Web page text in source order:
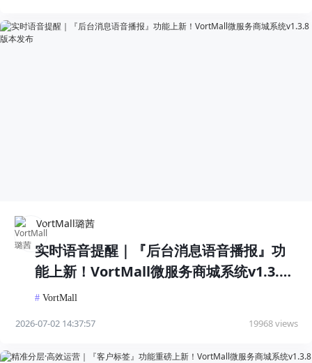
VortMall璐茜
实时语音提醒｜『后台消息语音播报』功
能上新！VortMall微服务商城系统v1.3.8
版本发布
# VortMall
2026-07-02 14:37:57 19968 views